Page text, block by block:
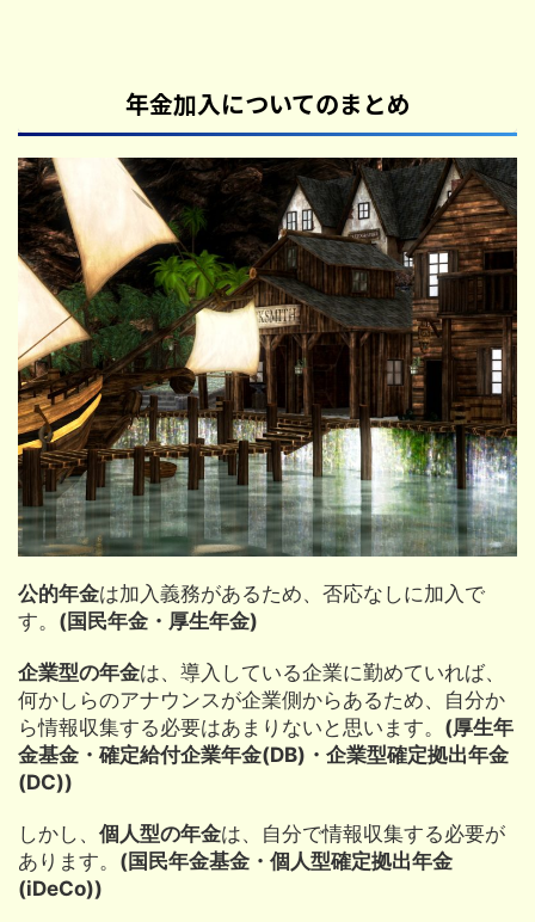
年金加入についてのまとめ
公的年金は加入義務があるため、否応なしに加入で
す。 (国民年金・厚生年金)
企業型の年金は、導入している企業に勤めていれば、
何かしらのアナウンスが企業側からあるため、自分か
ら情報収集する必要はあまりないと思います。 (厚生年
金基金・確定給付企業年金(DB)・企業型確定拠出年金
(DC))
しかし、 個人型の年金は、自分で情報収集する必要が
あります。 (国民年金基金・個人型確定拠出年金
(iDeCo))